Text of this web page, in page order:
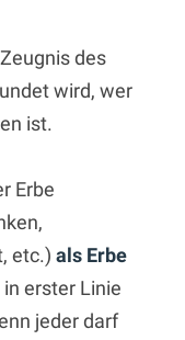
des
wird, wer
ist.
Erbe
etc.) als Erbe
in erster Linie
jeder darf